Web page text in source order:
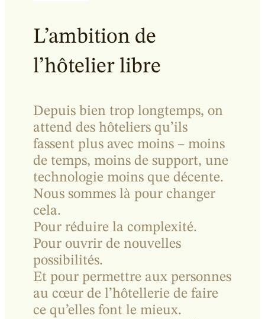
L’ambition de
l’hôtelier libre
Depuis bien trop longtemps, on
attend des hôteliers qu’ils
fassent plus avec moins – moins
de temps, moins de support, une
technologie moins que décente.
Nous sommes là pour changer
cela.
Pour réduire la complexité.
Pour ouvrir de nouvelles
possibilités.
Et pour permettre aux personnes
au cœur de l’hôtellerie de faire
ce qu’elles font le mieux.